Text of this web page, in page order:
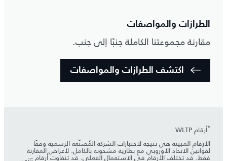
الطرازات والمواصفات
مقارنة مجموعتنا الكاملة جنبًا إلى جنب.
اكتشف الطرازات والمواصفات
*أرقام WLTP
الأرقام المبينة هي نتيجة لاختبارات الشركة المُصنِّعة الرسمية وفقًا
لقوانين الاتحاد الأوروبي مع بطارية مشحونة بالكامل. لأغراض المقارنة
فقط. قد تختلف الأرقام في الاستعمال الفعلي. قد تتفاوت أرقام